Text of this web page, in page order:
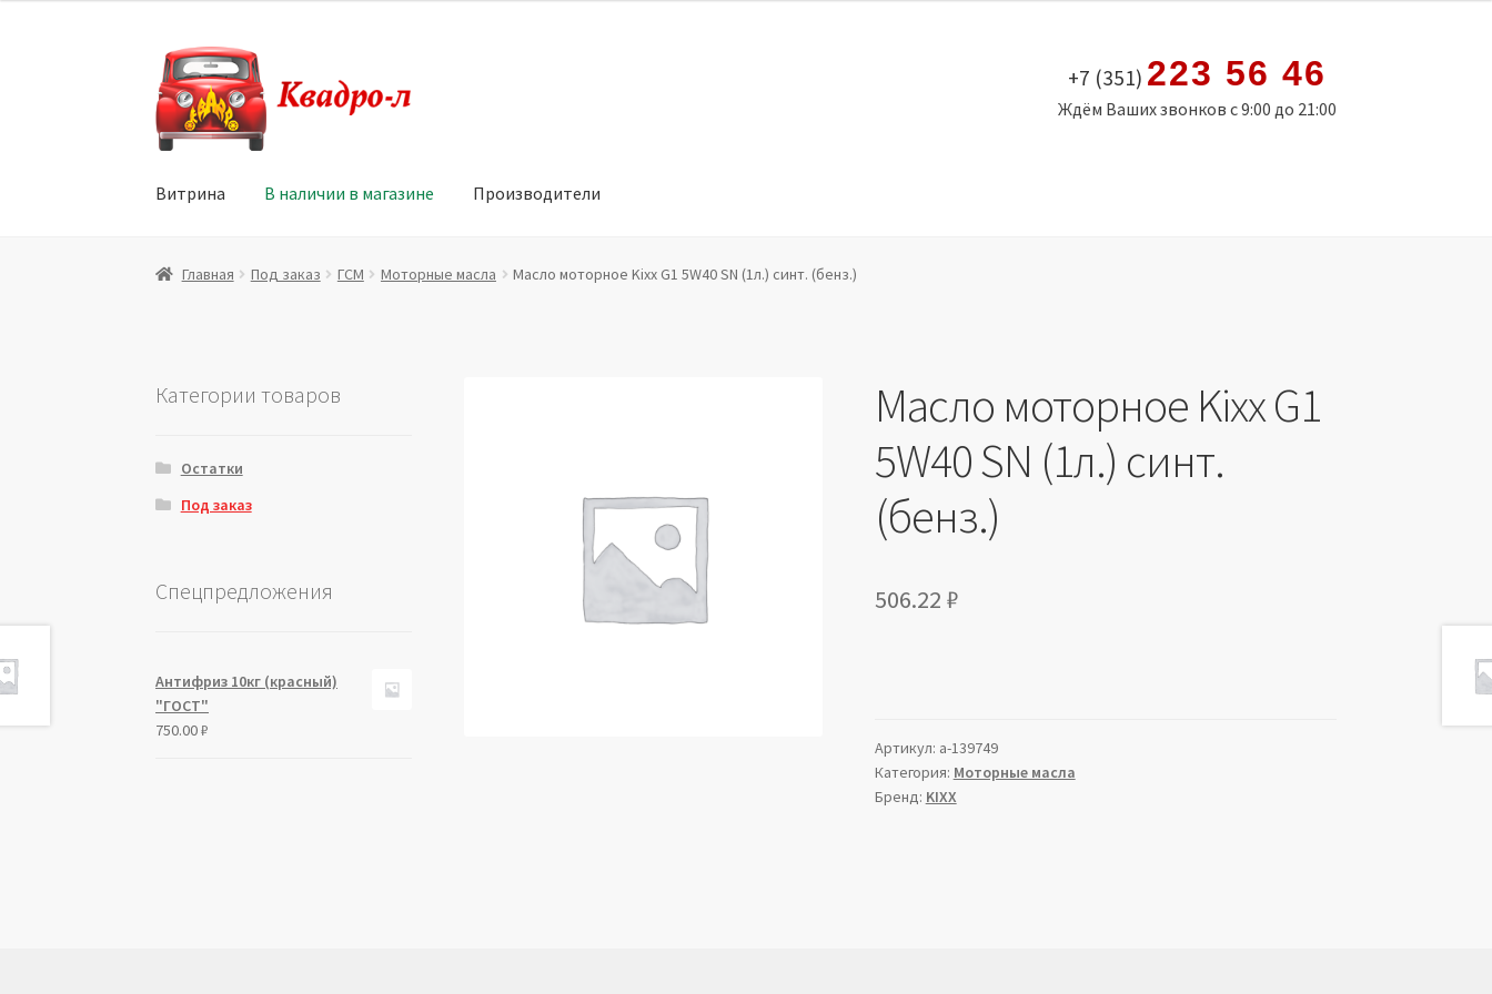
Перейти
к
навигации
Перейти
к
содержимому
+7 (351) 223 56 46
Ждём Ваших звонков с 9:00 до 21:00
Витрина В наличии в магазине Производители
Главная Витрина Мой аккаунт Политика в отношении обработки персональных данных
Главная Под заказ ГСМ Моторные масла Масло моторное Kixx G1 5W40 SN (1л.) синт. (бенз.)
Масло моторное Kixx G1
5W40 SN (1л.) синт.
(бенз.)
506.22 ₽
Артикул: a-139749
Категория: Моторные масла
Бренд: KIXX
Категории товаров
Остатки
Под заказ
Спецпредложения
Антифриз 10кг (красный)
"ГОСТ"
750.00₽